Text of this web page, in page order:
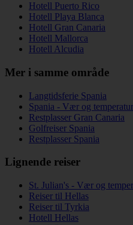
Hotell Puerto Rico
Hotell Playa Blanca
Hotell Gran Canaria
Hotell Mallorca
Hotell Alcudia
Mer i samme område
Langtidsferie Spania
Spania - Vær og temperatur
Restplasser Gran Canaria
Golfreiser Spania
Restplasser Spania
Lignende reiser
St. Julian's - Vær og
Reiser til Hellas
Reiser til Tyrkia
Hotell Hellas